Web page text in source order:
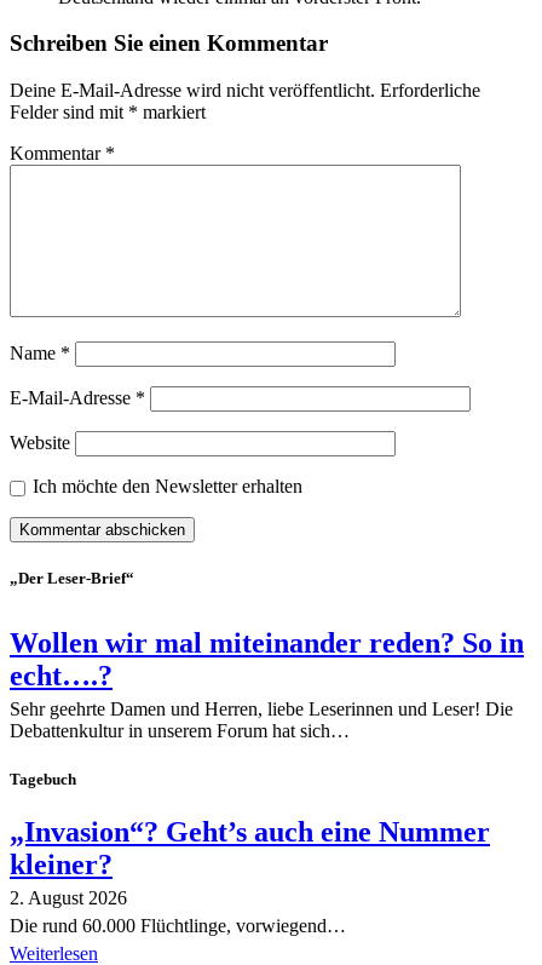
Schreiben Sie einen Kommentar
Deine E-Mail-Adresse wird nicht veröffentlicht. Erforderliche
Felder sind mit * markiert
Kommentar *
Name *
E-Mail-Adresse *
Website
Ich möchte den Newsletter erhalten
„Der Leser-Brief“
Wollen wir mal miteinander reden? So in
echt….?
Sehr geehrte Damen und Herren, liebe Leserinnen und Leser! Die
Debattenkultur in unserem Forum hat sich…
Tagebuch
„Invasion“? Geht’s auch eine Nummer
kleiner?
2. August 2026
Die rund 60.000 Flüchtlinge, vorwiegend…
Weiterlesen